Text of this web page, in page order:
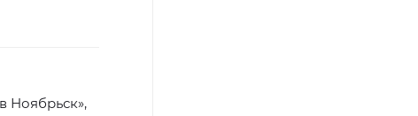
Ноябрьск»,